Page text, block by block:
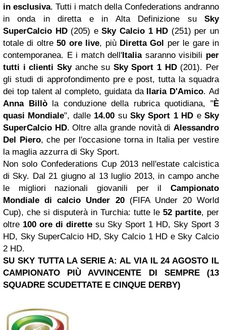
in esclusiva. Tutti i match della Confederations andranno
in onda in diretta e in Alta Definizione suSky
SuperCalcio HD (205) eSky Calcio 1 HD (251) per un
totale di oltre50 ore live, più Diretta Gol per le gare in
contemporanea. E i match dell'Italia saranno visibili per
tutti i clienti Skyanche su Sky Sport 1 HD (201). Per
gli studi di approfondimento pre e post, tutta la squadra
dei top talent al completo, guidata da Ilaria D'Amico. Ad
Anna Billòla conduzione della rubrica quotidiana, "È
quasi Mondiale", dalle 14.00 suSky Sport 1 HD eSky
SuperCalcio HD. Oltre alla grande novità diAlessandro
Del Piero, che per l'occasione torna in Italia per vestire
la maglia azzurra di Sky Sport.
Non solo Confederations Cup 2013 nell'estate calcistica
di Sky. Dal 21 giugno al 13 luglio 2013, in campo anche
le migliori nazionali giovanili per il Campionato
Mondiale di calcio Under 20(FIFA Under 20 World
Cup), che si disputerà in Turchia: tutte le 52 partite, per
oltre 100 ore di dirette su Sky Sport 1 HD, Sky Sport 3
HD, Sky SuperCalcio HD, Sky Calcio 1 HD e Sky Calcio
2 HD.
SU SKY TUTTA LA SERIE A: AL VIA IL 24 AGOSTO IL
CAMPIONATO PIÙ AVVINCENTE DI SEMPRE (13
SQUADRE SCUDETTATE E CINQUE DERBY)